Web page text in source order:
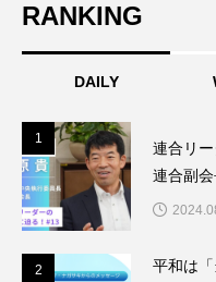
RANKING
DAILY
1
連合リ
連合副
2
平和は